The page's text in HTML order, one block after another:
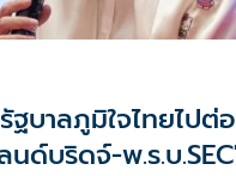
ฐบาลภูมิใจไทยไปต่
ด์บริดจ์-พ.ร.บ.SEC'